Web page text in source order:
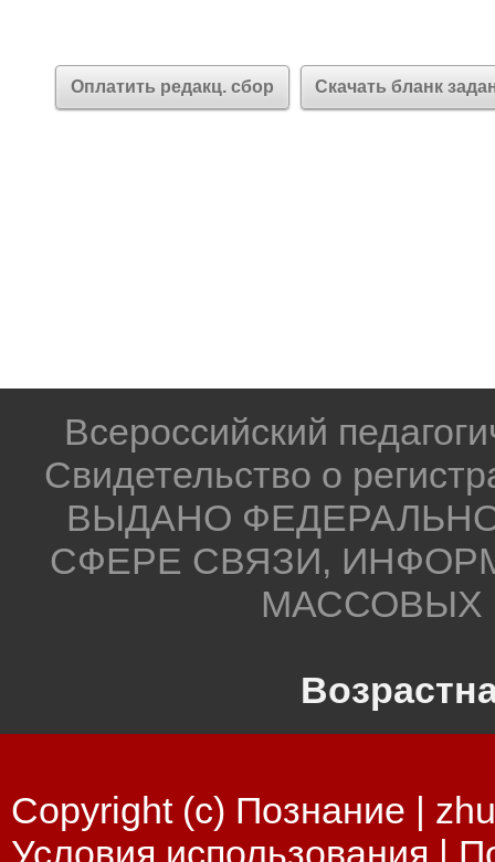
Оплатить редакц. сбор Скачать бланк
Всероссийский
Свидетельство о
ВЫДАНО
СФЕРЕ СВЯЗИ,
МАССОВЫХ
Copyright (c) Познание |
Условия использования |